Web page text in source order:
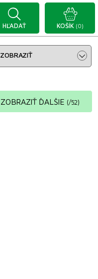
HĽADAŤ KOŠÍK (0)
ZOBRAZIŤ
ZOBRAZIŤ ĎALŠIE (/52)